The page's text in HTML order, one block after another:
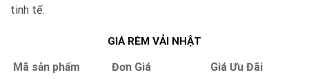
tinh tế.
GIÁ RÈM VẢI NHẬT
Mã sản phẩm Đơn Giá
Giá Ưu Đãi